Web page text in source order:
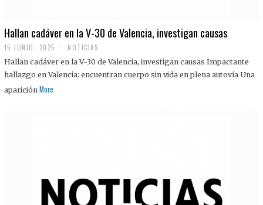
Hallan cadáver en la V-30 de Valencia, investigan causas
15 JUNIO, 2025 NOTICIAS
Hallan cadáver en la V-30 de Valencia, investigan causas Impactante
hallazgo en Valencia: encuentran cuerpo sin vida en plena autovía Una
aparición More